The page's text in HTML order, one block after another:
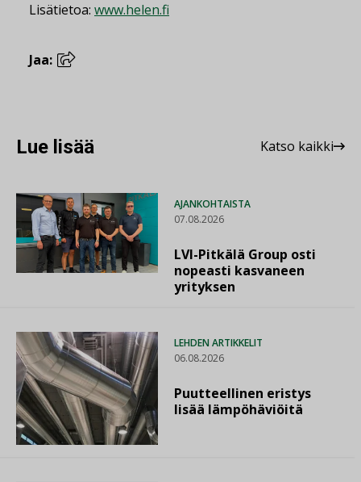
Lisätietoa: www.helen.fi
Jaa:
Lue lisää Katso kaikki
AJANKOHTAISTA
07.08.2026
LVI-Pitkälä Group osti
nopeasti kasvaneen
yrityksen
LEHDEN ARTIKKELIT
06.08.2026
Puutteellinen eristys
lisää lämpöhäviöitä